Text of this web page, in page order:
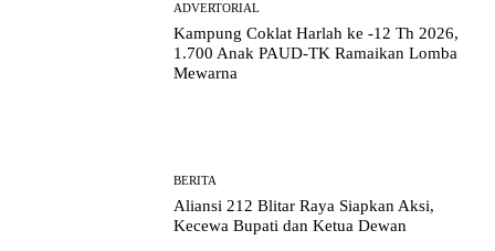
ADVERTORIAL
Kampung Coklat Harlah ke -12 Th 2026,
1.700 Anak PAUD-TK Ramaikan Lomba
Mewarna
BERITA
Aliansi 212 Blitar Raya Siapkan Aksi,
Kecewa Bupati dan Ketua Dewan